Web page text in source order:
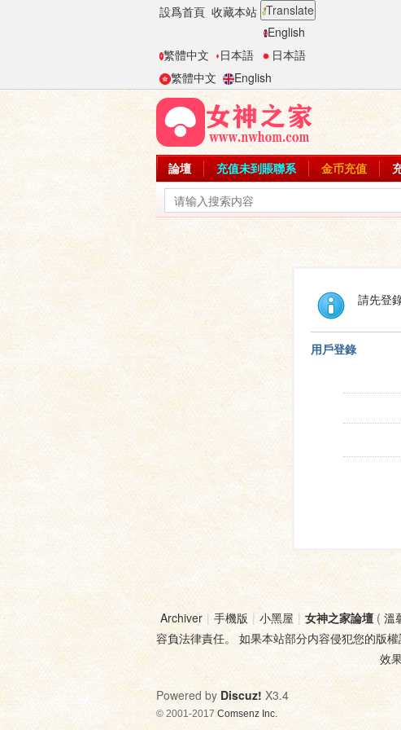
設爲首頁 收藏本站 Translate
English
繁體中文
日本語
日本語
繁體中文
English
論壇 充值未到賬聯系 金币充值
請先登
用戶登錄
Archiver | 手機版 | 小黑屋 | 女神之家論壇( 溫
容負法律責任。 如果本站部分内容侵犯您的版
效
Powered by Discuz! X3.4
© 2001-2017 Comsenz Inc.